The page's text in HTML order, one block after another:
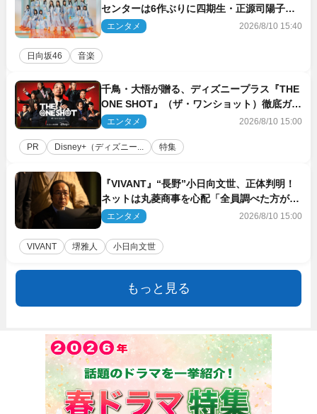
センターは6作ぶりに四期生・正源司陽子
新ビジュアル解禁
エンタメ 2026/8/10 15:40
日向坂46 音楽
千鳥・大悟が贈る、ディズニープラス『THE
ONE SHOT』（ザ・ワンショット）徹底ガイ
ド！ 今のお笑い界に一石を投じる“真の笑
エンタメ 2026/8/10 15:00
PR Disney+（ディズニー... 特集
『VIVANT』“長野”小日向文世、正体判明！
ネットは丸菱商事を心配「全員調べた方がい
い」「魔境すぎん？？」
エンタメ 2026/8/10 15:00
VIVANT 堺雅人 小日向文世
もっと見る